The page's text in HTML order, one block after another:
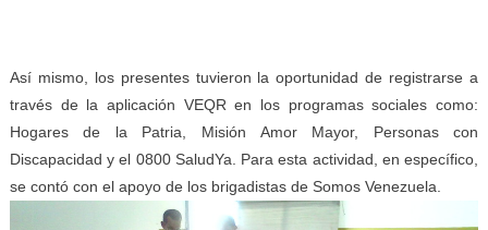
Así mismo, los presentes tuvieron la oportunidad de registrarse a
través de la aplicación VEQR en los programas sociales como:
Hogares de la Patria, Misión Amor Mayor, Personas con
Discapacidad y el 0800 SaludYa. Para esta actividad, en específico,
se contó con el apoyo de los brigadistas de Somos Venezuela.